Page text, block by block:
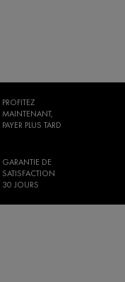
PROFITEZ
MAINTENANT,
PAYER PLUS TARD
GARANTIE DE
SATISFACTION
30 JOURS